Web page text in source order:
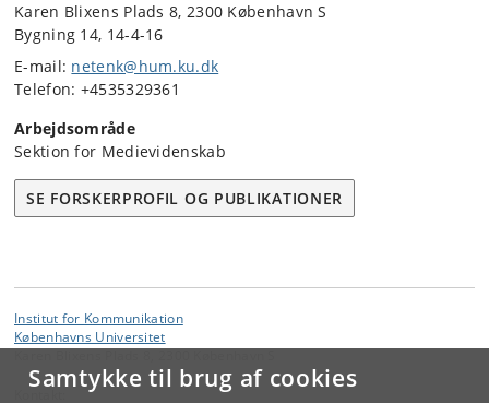
Samtykke til brug af cookies
Karen Blixens Plads 8, 2300 København S
Bygning 14, 14-4-16
E-mail: netenk@hum.ku.dk
Telefon: +4535329361
Arbejdsområde
Sektion for Medievidenskab
SE FORSKERPROFIL OG PUBLIKATIONER
Institut for Kommunikation
Københavns Universitet